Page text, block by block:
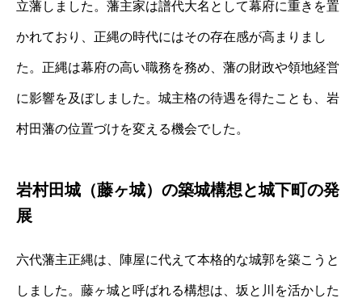
立藩しました。藩主家は譜代大名として幕府に重きを置
かれており、正縄の時代にはその存在感が高まりまし
た。正縄は幕府の高い職務を務め、藩の財政や領地経営
に影響を及ぼしました。城主格の待遇を得たことも、岩
村田藩の位置づけを変える機会でした。
岩村田城（藤ヶ城）の築城構想と城下町の発
展
六代藩主正縄は、陣屋に代えて本格的な城郭を築こうと
しました。藤ヶ城と呼ばれる構想は、坂と川を活かした